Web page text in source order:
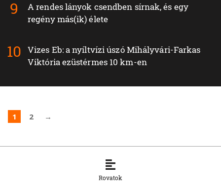
A rendes lányok csendben sírnak, és egy
regény más(ik) élete
Vizes Eb: a nyíltvízi úszó Mihályvári-Farkas
Viktória ezüstérmes 10 km-en
1 2 →
Rovatok